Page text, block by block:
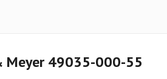
Meyer 49035-000-55